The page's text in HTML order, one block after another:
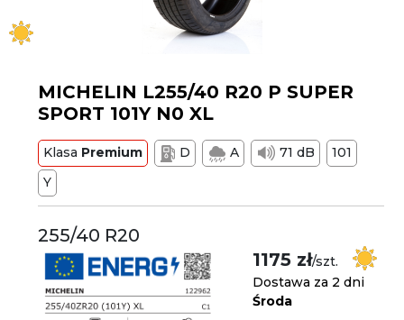
MICHELIN L255/40 R20 P SUPER
SPORT 101Y N0 XL
Klasa Premium D A 71 dB
101
Y
255/40 R20
1175 zł/szt.
Dostawa za 2 dni
Środa